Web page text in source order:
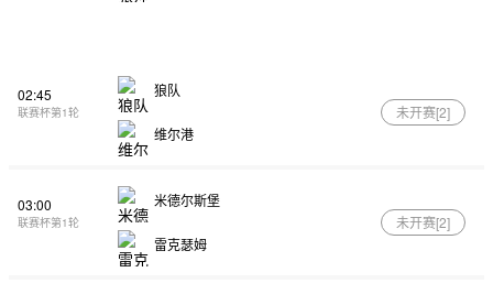
02:45
联赛杯第1轮
狼队
维尔港
未开赛[2]
03:00
联赛杯第1轮
米德尔斯堡
雷克瑟姆
未开赛[2]